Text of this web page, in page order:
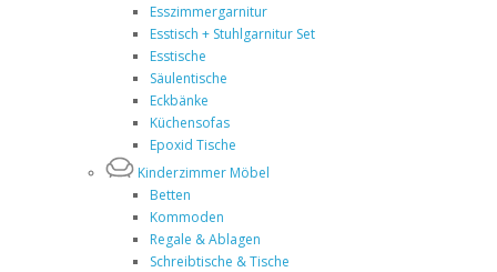
Esszimmergarnitur
Esstisch + Stuhlgarnitur Set
Esstische
Säulentische
Eckbänke
Küchensofas
Epoxid Tische
Kinderzimmer Möbel
Betten
Kommoden
Regale & Ablagen
Schreibtische & Tische